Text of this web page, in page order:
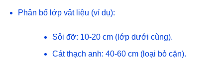
Phân bố lớp vật liệu (ví dụ):
Sỏi đỡ: 10-20 cm (lớp dưới cùng).
Cát thạch anh: 40-60 cm (loại bỏ cặn).